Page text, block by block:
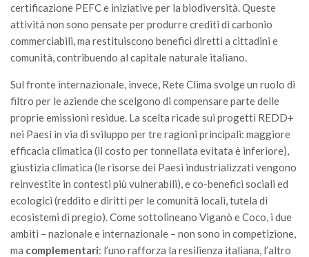
Congressi
Pagina Congressi
Premi SISEF
XV Congresso (Sassari 2026)
XIV Congresso (Padova 2024)
XIII Congresso (Orvieto 2022)
XII Congresso (Palermo 2019)
XI Congresso (Roma 2017)
X Congresso (Firenze 2015)
IX Congresso (Bolzano 2013)
certificazione PEFC e iniziative per la biodiversità. Queste
attività non sono pensate per produrre crediti di carbonio
commerciabili, ma restituiscono benefici diretti a cittadini e
comunità, contribuendo al capitale naturale italiano.
Sul fronte internazionale, invece, Rete Clima svolge un ruolo di
filtro per le aziende che scelgono di compensare parte delle
proprie emissioni residue. La scelta ricade sui progetti REDD+
nei Paesi in via di sviluppo per tre ragioni principali: maggiore
efficacia climatica (il costo per tonnellata evitata è inferiore),
giustizia climatica (le risorse dei Paesi industrializzati vengono
reinvestite in contesti più vulnerabili), e co-benefici sociali ed
ecologici (reddito e diritti per le comunità locali, tutela di
ecosistemi di pregio). Come sottolineano Viganò e Coco, i due
ambiti – nazionale e internazionale – non sono in competizione,
ma complementari: l’uno rafforza la resilienza italiana, l’altro